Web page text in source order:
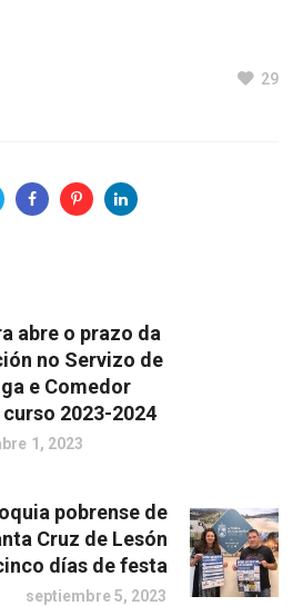
29
abre o prazo da
no Servizo de
e Comedor
2023-2024
1, 2023
pobrense de
Cruz de Lesón
días de festa
septiembre 5, 2023